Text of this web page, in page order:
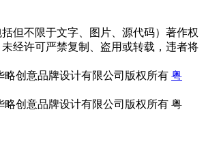
但不限于文字、图片、源代码）著作权
经许可严禁复制、盗用或转载，违者将
略创意品牌设计有限公司版权所有 粤
略创意品牌设计有限公司版权所有 粤